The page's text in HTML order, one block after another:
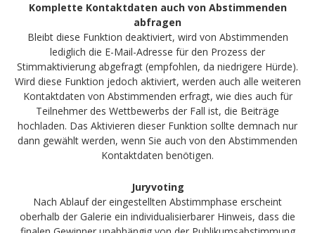
Komplette Kontaktdaten auch von Abstimmenden
abfragen
Bleibt diese Funktion deaktiviert, wird von Abstimmenden
lediglich die E-Mail-Adresse für den Prozess der
Stimmaktivierung abgefragt (empfohlen, da niedrigere Hürde).
Wird diese Funktion jedoch aktiviert, werden auch alle weiteren
Kontaktdaten von Abstimmenden erfragt, wie dies auch für
Teilnehmer des Wettbewerbs der Fall ist, die Beiträge
hochladen. Das Aktivieren dieser Funktion sollte demnach nur
dann gewählt werden, wenn Sie auch von den Abstimmenden
Kontaktdaten benötigen.
Juryvoting
Nach Ablauf der eingestellten Abstimmphase erscheint
oberhalb der Galerie ein individualisierbarer Hinweis, dass die